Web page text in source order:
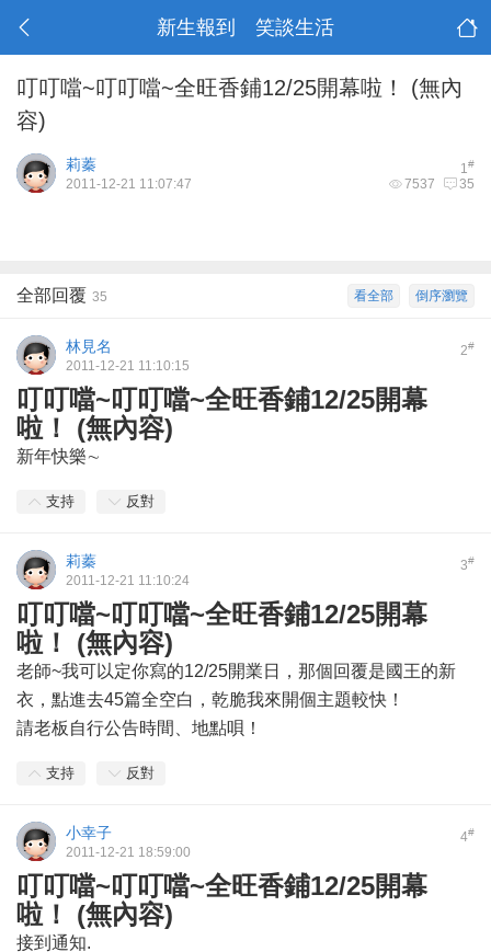
新生報到 笑談生活
叮叮噹~叮叮噹~全旺香鋪12/25開幕啦！ (無內
容)
1#
莉蓁
7537 35
2011-12-21 11:07:47
倒序瀏覽
看全部
全部回覆 35
2#
林見名
2011-12-21 11:10:15
叮叮噹~叮叮噹~全旺香鋪12/25開幕
啦！ (無內容)
新年快樂∼
支持 反對
3#
莉蓁
2011-12-21 11:10:24
叮叮噹~叮叮噹~全旺香鋪12/25開幕
啦！ (無內容)
老師~我可以定你寫的12/25開業日，那個回覆是國王的新
衣，點進去45篇全空白，乾脆我來開個主題較快！
請老板自行公告時間、地點唄！
支持 反對
4#
小幸子
2011-12-21 18:59:00
叮叮噹~叮叮噹~全旺香鋪12/25開幕
啦！ (無內容)
接到通知.